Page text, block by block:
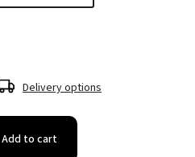
Delivery options
Add to cart